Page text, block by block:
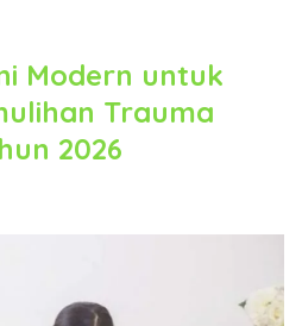
Modern untuk
Trauma
2026